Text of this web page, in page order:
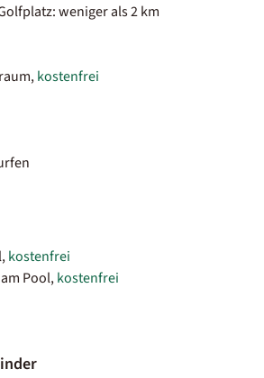
weniger als 2 km
kostenfrei
kostenfrei
Pool,kostenfrei